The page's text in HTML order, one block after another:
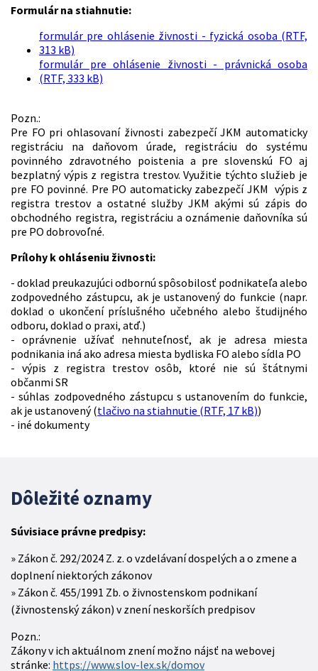
Formulár na stiahnutie:
formulár pre ohlásenie živnosti - fyzická osoba (RTF,
313 kB)
formulár pre ohlásenie živnosti - právnická osoba
(RTF, 333 kB)
Pozn.:
Pre FO pri ohlasovaní živnosti zabezpečí JKM automaticky
registráciu na daňovom úrade, registráciu do systému
povinného zdravotného poistenia a pre slovenskú FO aj
bezplatný výpis z registra trestov. Využitie týchto služieb je
pre FO povinné. Pre PO automaticky zabezpečí JKM výpis z
registra trestov a ostatné služby JKM akými sú zápis do
obchodného registra, registráciu a oznámenie daňovníka sú
pre PO dobrovoľné.
Prílohy k ohláseniu živnosti:
- doklad preukazujúci odbornú spôsobilosť podnikateľa alebo
zodpovedného zástupcu, ak je ustanovený do funkcie (napr.
doklad o ukončení príslušného učebného alebo študijného
odboru, doklad o praxi, atď.)
- oprávnenie užívať nehnuteľnosť, ak je adresa miesta
podnikania iná ako adresa miesta bydliska FO alebo sídla PO
- výpis z registra trestov osôb, ktoré nie sú štátnymi
občanmi SR
- súhlas zodpovedného zástupcu s ustanovením do funkcie,
ak je ustanovený (tlačivo na stiahnutie (RTF, 17 kB))
- iné dokumenty
Dôležité oznamy
Súvisiace právne predpisy:
Zákon č. 292/2024 Z. z. o vzdelávaní dospelých a o zmene a
doplnení niektorých zákonov
Zákon č. 455/1991 Zb. o živnostenskom podnikaní
(živnostenský zákon) v znení neskorších predpisov
Pozn.:
Zákony v ich aktuálnom znení možno nájsť na webovej
stránke: https://www.slov-lex.sk/domov